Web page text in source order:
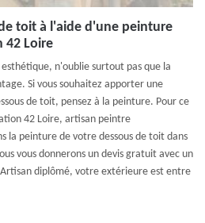
toit à l'aide d'une peinture
42 Loire
n'oublie surtout pas que la
Si vous souhaitez apporter une
de toit, pensez à la peinture. Pour ce
42 Loire, artisan peintre
la peinture de votre dessous de toit dans
vous donnerons un devis gratuit avec un
diplômé, votre extérieure est entre